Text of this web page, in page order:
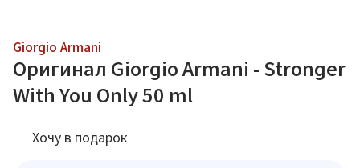
Giorgio Armani
Оригинал Giorgio Armani - Stronger
With You Only 50 ml
Хочу в подарок